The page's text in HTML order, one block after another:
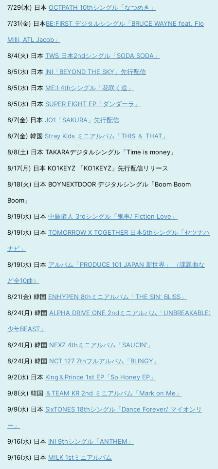
7/29(水) 日本 OCTPATH 10thシングル「なつめき」
7/31(金) 日本BE:FIRST デジタルシングル「BRUCE WAYNE feat. Flo
Milli, ATL Jacob」
8/4(火) 日本 TWS 日本2ndシングル「SODA SODA」
8/5(水) 日本 INI「BEYOND THE SKY」先行配信
8/5(水) 日本 ME:I 4thシングル「花咲く道」
8/5(水) 日本 SUPER EIGHT EP「ダンダーラ」
8/7(金) 日本 JO1「SAKURA」先行配信
8/7(金) 韓国 Stray Kids ミニアルバム「THIS ＆ THAT」
8/8(土) 日本 TAKARAデジタルシングル「Time is money」
8/17(月) 日本 KO1KEYZ 「KO1KEYZ」先行配信リリース
8/18(火) 日本 BOYNEXTDOOR デジタルシングル「Boom Boom
Boom」
8/19(水) 日本 中島健人 3rdシングル「鬼事/ Fiction Love」
8/19(水) 日本 TOMORROW X TOGETHER 日本5thシングル「セツナハ
ナビ」
8/19(水) 日本 アルバム「PRODUCE 101 JAPAN 新世界」 （課題曲な
ど全10曲）
8/21(金) 韓国 ENHYPEN 8thミニアルバム「THE SIN: BLISS」
8/24(月) 韓国 ALPHA DRIVE ONE 2ndミニアルバム「UNBREAKABLE:
少年BEAST」
8/24(月) 韓国 NEXZ 4thミニアルバム「SAUCIN’」
8/24(月) 韓国 NCT 127 7thフルアルバム「BLINGY」
9/2(水) 日本 King＆Prince 1st EP「So Honey EP」
9/8(火) 韓国 ＆TEAM KR 2nd ミニアルバム「Mark on Me」
9/9(水) 日本 SixTONES 18thシングル「Dance Forever/ マイオンリ
ー」
9/16(水) 日本 INI 9thシングル「ANTHEM」
9/16(水) 日本 M!LK 1stミニアルバム